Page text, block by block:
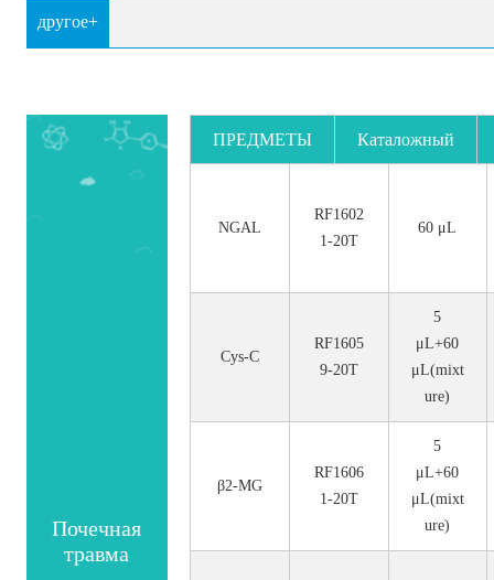
другое+
Почечная
травма
ПРЕДМЕТЫ Каталожный
NGAL
RF1602
1-20T
60 μL
Cys-C
RF1605
9-20T
5
μL+60
μL(mixt
ure)
β2-MG
RF1606
1-20T
5
μL+60
μL(mixt
ure)